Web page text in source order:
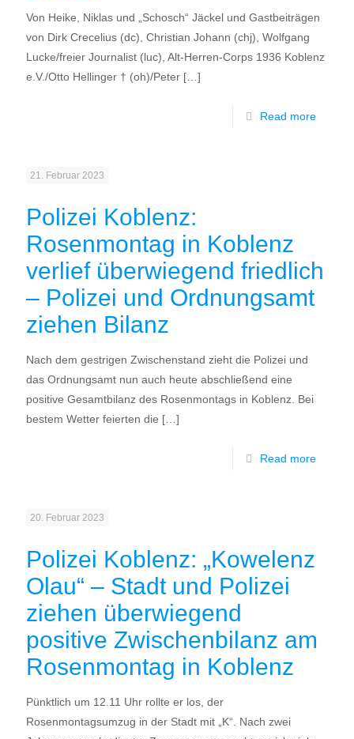
Von Heike, Niklas und „Schosch“ Jäckel und Gastbeiträgen
von Dirk Crecelius (dc), Christian Johann (chj), Wolfgang
Lucke/freier Journalist (luc), Alt-Herren-Corps 1936 Koblenz
e.V./Otto Hellinger † (oh)/Peter […]
Read more
21. Februar 2023
Polizei Koblenz:
Rosenmontag in Koblenz
verlief überwiegend friedlich
– Polizei und Ordnungsamt
ziehen Bilanz
Nach dem gestrigen Zwischenstand zieht die Polizei und
das Ordnungsamt nun auch heute abschließend eine
positive Gesamtbilanz des Rosenmontags in Koblenz. Bei
bestem Wetter feierten die […]
Read more
20. Februar 2023
Polizei Koblenz: „Kowelenz
Olau“ – Stadt und Polizei
ziehen überwiegend
positive Zwischenbilanz am
Rosenmontag in Koblenz
Pünktlich um 12.11 Uhr rollte er los, der
Rosenmontagsumzug in der Stadt mit „K“. Nach zwei